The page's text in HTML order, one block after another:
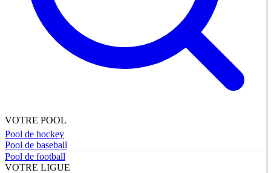
VOTRE POOL
Pool de hockey
Pool de baseball
Pool de football
VOTRE LIGUE